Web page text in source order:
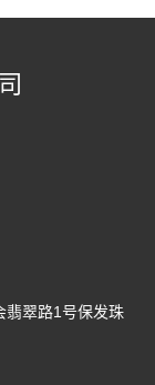
翡翠路1号保发珠